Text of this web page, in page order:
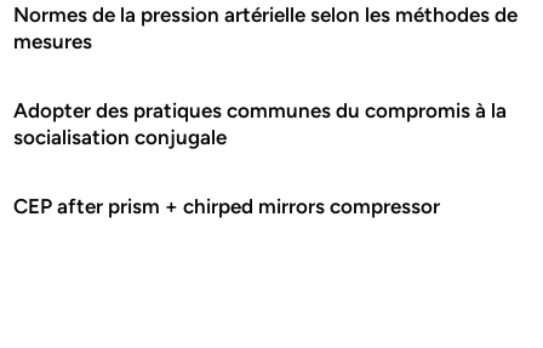
Normes de la pression artérielle selon les méthodes de
mesures
Adopter des pratiques communes du compromis à la
socialisation conjugale
CEP after prism + chirped mirrors compressor